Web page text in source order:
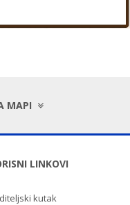
MAPI
LINKOVI
kutak